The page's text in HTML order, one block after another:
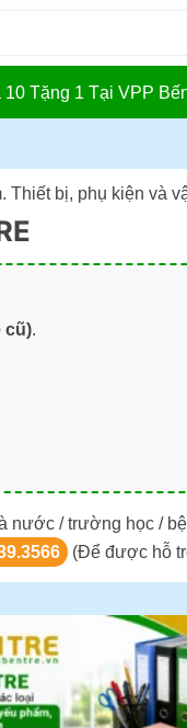
Tặng 1 Tại VPP
bị, phụ kiện và
cũ).
/ trường học /
(Để được hỗ